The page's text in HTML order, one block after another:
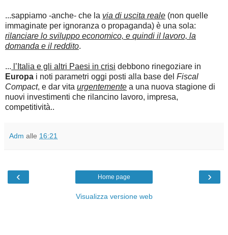
...sappiamo -anche- che la via di uscita reale (non quelle
immaginate per ignoranza o propaganda) è una sola:
rilanciare lo sviluppo economico, e quindi il lavoro, la
domanda e il reddito.
... l’Italia e gli altri Paesi in crisi debbono rinegoziare in
Europa i noti parametri oggi posti alla base del Fiscal
Compact, e dar vita urgentemente a una nuova stagione di
nuovi investimenti che rilancino lavoro, impresa,
competitività..
Adm alle 16:21
‹ ›
Home page
Visualizza versione web